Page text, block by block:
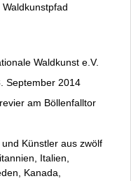
Waldkunst e.V.
September 2014
am Böllenfalltor
Künstler aus zwölf
Italien,
Kanada,